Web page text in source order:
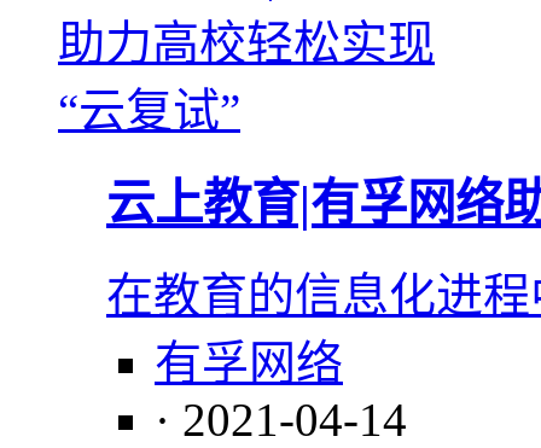
云上教育|有孚网络
在教育的信息化进
有孚网络
· 2021-04-14